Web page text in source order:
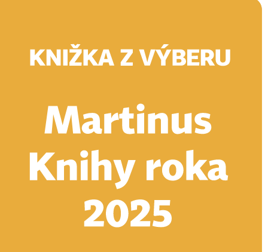
Vyhľadávanie
Vyhľadávanie